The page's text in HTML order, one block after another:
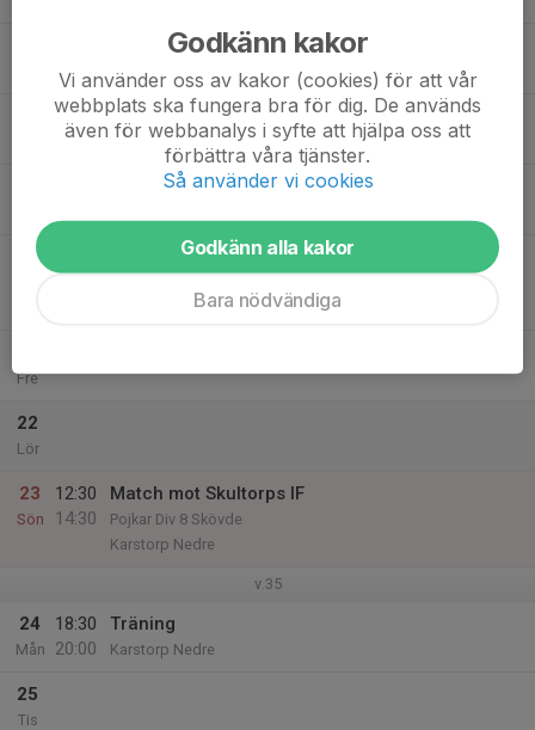
18:30
20:00
Träning
Karstorp Nedre
Träning
Match mot Tomtens IF
Klostervallen B
Fre
22
Lör
23
Sön
12:30
14:30
Match mot Skultorps IF
Pojkar Div 8 Skövde
Karstorp Nedre
v.35
24
Mån
18:30
20:00
Träning
Karstorp Nedre
25
Tis
Godkänn kakor
Vi använder oss av kakor (cookies) för att vår
webbplats ska fungera bra för dig. De används
även för webbanalys i syfte att hjälpa oss att
förbättra våra tjänster.
Så använder vi cookies
Godkänn alla kakor
Bara nödvändiga